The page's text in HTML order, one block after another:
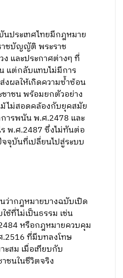
นประเทศไทยมีกฎหมาย
าชบัญญัติ พระราช
และประกาศต่างๆ ที่
แต่กลับแทบไม่มีการ
งผลให้เกิดความซ้ำซ้อน
าชน พร้อมยกตัวอย่าง
ไม่สอดคล้องกับยุคสมัย
ารพนัน พ.ศ.2478 และ
พ.ศ.2487 ซึ่งไม่ทันต่อ
จุบันที่เปลี่ยนไปสู่ระบบ
ว่ากฎหมายบางฉบับเปิด
ช้ที่ไม่เป็นธรรม เช่น
หรือกฎหมายควบคุม
ที่มีบทลงโทษ
ะสม เมื่อเทียบกับ
ชนในชีวิตจริง